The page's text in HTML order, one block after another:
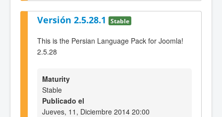
Versión 2.5.28.1 Stable
This is the Persian Language Pack for Joomla!
2.5.28
Maturity
Stable
Publicado el
Jueves, 11, Diciembre 2014 20:00